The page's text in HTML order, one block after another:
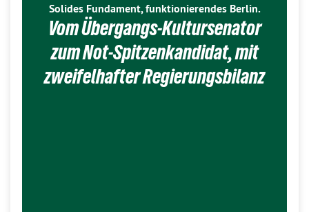
Solides Fundament, funktionierendes Berlin.
Vom Übergangs-Kultursenator
zum Not-Spitzenkandidat, mit
zweifelhafter Regierungsbilanz